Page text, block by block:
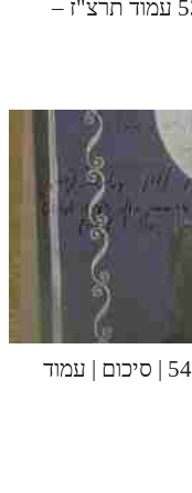
הדף היומי בתעס חלק ח' | שיעור 53 עמוד תרצ"ז –
הדף היומי בתע"ס חלק ח' | שיעור 54 | סיכום | עמוד